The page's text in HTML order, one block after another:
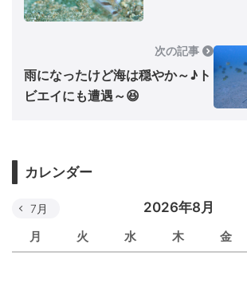
次の記事
雨になったけど海は穏やか～♪ト
ビエイにも遭遇～😆
カレンダー
2026年8月
月 火 水 木 金
7月